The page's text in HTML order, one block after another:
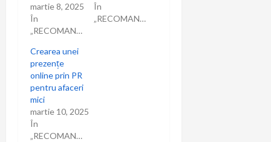
martie 8, 2025
În
„RECOMANDARI”
În
„RECOMANDARI”
Crearea unei
prezențe
online prin PR
pentru afaceri
mici
martie 10, 2025
În
„RECOMANDARI”